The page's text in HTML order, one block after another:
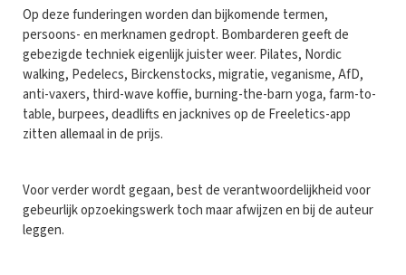
Op deze funderingen worden dan bijkomende termen,
persoons- en merknamen gedropt. Bombarderen geeft de
gebezigde techniek eigenlijk juister weer. Pilates, Nordic
walking, Pedelecs, Birckenstocks, migratie, veganisme, AfD,
anti-vaxers, third-wave koffie, burning-the-barn yoga, farm-to-
table, burpees, deadlifts en jacknives op de Freeletics-app
zitten allemaal in de prijs.
Voor verder wordt gegaan, best de verantwoordelijkheid voor
gebeurlijk opzoekingswerk toch maar afwijzen en bij de auteur
leggen.